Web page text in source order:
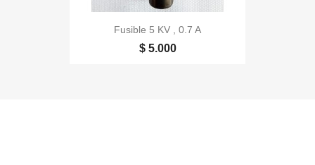
Fusible 5 KV , 0.7 A
$ 5.000